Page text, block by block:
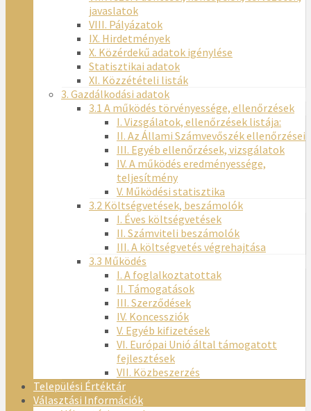
javaslatok
VIII. Pályázatok
IX. Hirdetmények
X. Közérdekű adatok igénylése
Statisztikai adatok
XI. Közzétételi listák
3. Gazdálkodási adatok
3.1 A működés törvényessége, ellenőrzések
I. Vizsgálatok, ellenőrzések listája:
II. Az Állami Számvevőszék ellenőrzései
III. Egyéb ellenőrzések, vizsgálatok
IV. A működés eredményessége,
teljesítmény
V. Működési statisztika
3.2 Költségvetések, beszámolók
I. Éves költségvetések
II. Számviteli beszámolók
III. A költségvetés végrehajtása
3.3 Működés
I. A foglalkoztatottak
II. Támogatások
III. Szerződések
IV. Koncessziók
V. Egyéb kifizetések
VI. Európai Unió által támogatott
fejlesztések
VII. Közbeszerzés
Települési Értéktár
Választási Információk